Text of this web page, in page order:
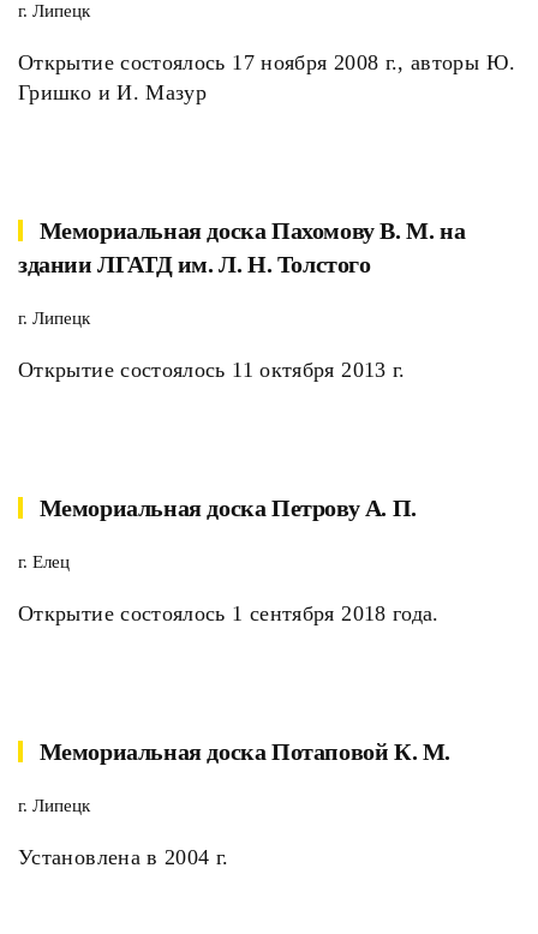
г. Липецк
Открытие состоялось 17 ноября 2008 г., авторы Ю.
Гришко и И. Мазур
Мемориальная доска Пахомову В. М. на
здании ЛГАТД им. Л. Н. Толстого
г. Липецк
Открытие состоялось 11 октября 2013 г.
Мемориальная доска Петрову А. П.
г. Елец
Открытие состоялось 1 сентября 2018 года.
Мемориальная доска Потаповой К. М.
г. Липецк
Установлена в 2004 г.